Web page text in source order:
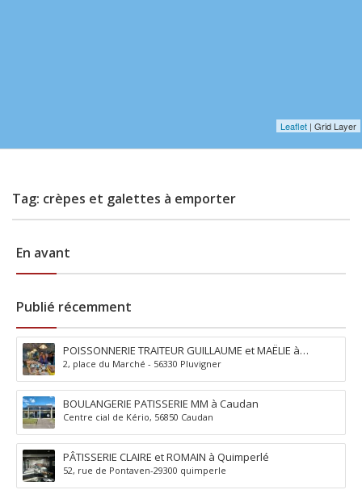
Leaflet | Grid Layer
Tag: crèpes et galettes à emporter
En avant
Publié récemment
POISSONNERIE TRAITEUR GUILLAUME et MAËLIE à
Pluvigner
2, place du Marché - 56330 Pluvigner
BOULANGERIE PATISSERIE MM à Caudan
Centre cial de Kério, 56850 Caudan
PÂTISSERIE CLAIRE et ROMAIN à Quimperlé
52, rue de Pontaven-29300 quimperle